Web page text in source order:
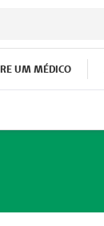
UM MÉDICO